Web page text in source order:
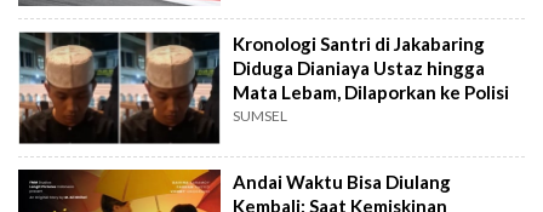
Kronologi Santri di Jakabaring
Diduga Dianiaya Ustaz hingga
Mata Lebam, Dilaporkan ke Polisi
SUMSEL
Andai Waktu Bisa Diulang
Kembali: Saat Kemiskinan